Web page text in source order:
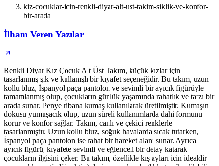
kiz-cocuklar-icin-renkli-diyar-alt-ust-takim-siklik-ve-konfor-
bir-arada
İlham Veren Yazılar
Renkli Diyar Kız Çocuk Alt Üst Takım, küçük kızlar için
tasarlanmış şık ve kullanışlı bir kıyafet seçeneğidir. Bu takım, uzun
kollu bluz, İspanyol paça pantolon ve sevimli bir ayıcık figürüyle
tamamlanmış olup, çocukların günlük yaşamında rahatlık ve tarzı bir
arada sunar. Penye ribana kumaş kullanılarak üretilmiştir. Kumaşın
dokusu yumuşacık olup, uzun süreli kullanımlarda dahi formunu
korur ve konfor sağlar. Takım, canlı ve çekici renklerle
tasarlanmıştır. Uzun kollu bluz, soğuk havalarda sıcak tutarken,
İspanyol paça pantolon ise rahat bir hareket alanı sunar. Ayrıca,
ayıcık figürü, kıyafete sevimli ve eğlenceli bir detay katarak
çocukların ilgisini çeker. Bu takım, özellikle kış ayları için idealdir